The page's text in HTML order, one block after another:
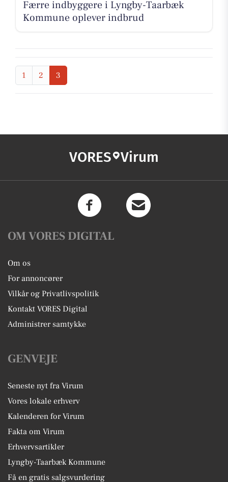
Færre indbyggere i Lyngby-Taarbæk
Kommune oplever indbrud
1 2 3
VORES Virum
OM VORES DIGITAL
Om os
For annoncører
Vilkår og Privatlivspolitik
Kontakt VORES Digital
Administrer samtykke
GENVEJE
Seneste nyt fra Virum
Vores lokale erhverv
Kalenderen for Virum
Fakta om Virum
Erhvervsartikler
Lyngby-Taarbæk Kommune
Få en gratis salgsvurdering